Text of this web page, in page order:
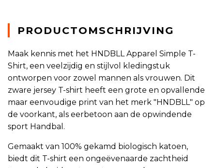
PRODUCTOMSCHRIJVING
Maak kennis met het HNDBLL Apparel Simple T-
Shirt, een veelzijdig en stijlvol kledingstuk
ontworpen voor zowel mannen als vrouwen. Dit
zware jersey T-shirt heeft een grote en opvallende
maar eenvoudige print van het merk "HNDBLL" op
de voorkant, als eerbetoon aan de opwindende
sport Handbal.
Gemaakt van 100% gekamd biologisch katoen,
biedt dit T-shirt een ongeëvenaarde zachtheid